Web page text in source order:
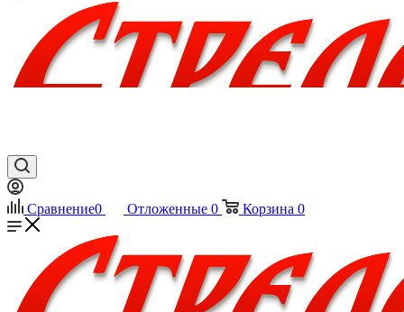
Сравнение0 Отложенные 0 Корзина 0